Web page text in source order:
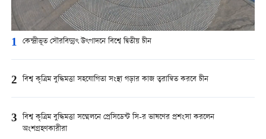
1 কেন্দ্রীভূত সৌরবিদ্যুৎ উৎপাদনে বিশ্বে দ্বিতীয় চীন
2 বিশ্ব কৃত্রিম বুদ্ধিমত্তা সহযোগিতা সংস্থা গড়ার কাজ ত্বরান্বিত করবে চীন
3 বিশ্ব কৃত্রিম বুদ্ধিমত্তা সম্মেলনে প্রেসিডেন্ট সি-র ভাষণের প্রশংসা করলেন
অংশগ্রহণকারীরা